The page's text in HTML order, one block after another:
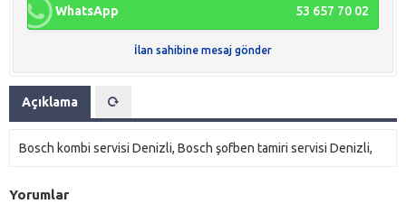
WhatsApp 53 657 70 02
İlan sahibine mesaj gönder
Açıklama
Bosch kombi servisi Denizli, Bosch şofben tamiri servisi Denizli,
Yorumlar